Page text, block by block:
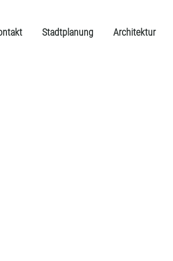
Stadtplanung Architektur